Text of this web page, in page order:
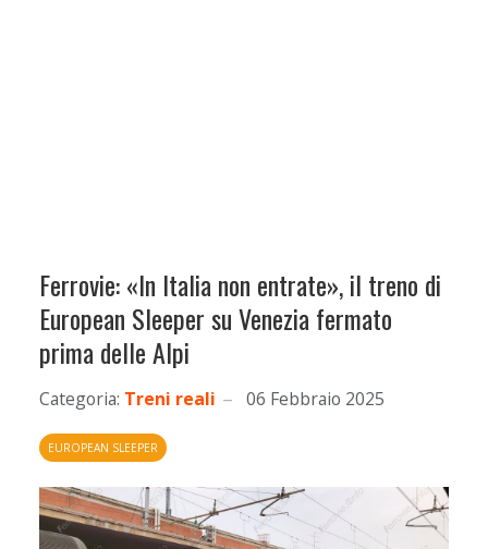
Ferrovie: «In Italia non entrate», il treno di
European Sleeper su Venezia fermato
prima delle Alpi
Categoria: Treni reali 06 Febbraio 2025
EUROPEAN SLEEPER